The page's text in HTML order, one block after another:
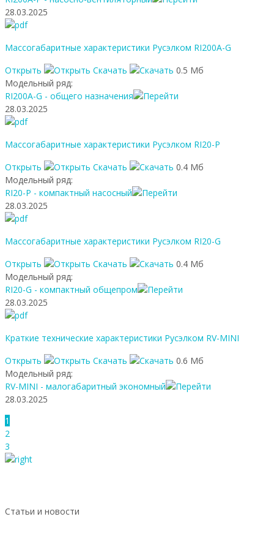
28.03.2025
Массогабаритные характеристики Русэлком RI200A-G
Открыть
Скачать
0.5 Мб
Модельный ряд:
RI200A-G - общего назначения
28.03.2025
Массогабаритные характеристики Русэлком RI20-P
Открыть
Скачать
0.4 Мб
Модельный ряд:
RI20-P - компактный насосный
28.03.2025
Массогабаритные характеристики Русэлком RI20-G
Открыть
Скачать
0.4 Мб
Модельный ряд:
RI20-G - компактный общепром
28.03.2025
Краткие технические характеристики Русэлком RV-MINI
Открыть
Скачать
0.6 Мб
Модельный ряд:
RV-MINI - малогабаритный экономный
28.03.2025
1
2
3
Статьи и новости